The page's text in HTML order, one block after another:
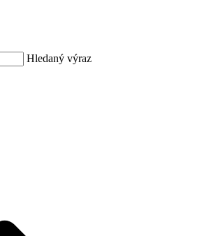
Hledaný výraz